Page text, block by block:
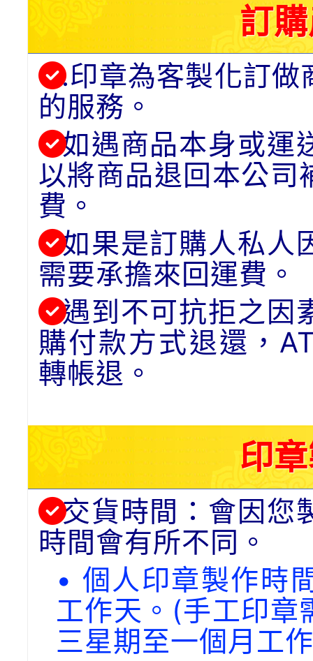
訂
.印章為客製化訂做
的服務。
如遇商品本身或運
以將商品退回本公司
費。
如果是訂購人私人
需要承擔來回運費。
遇到不可抗拒之因
購付款方式退還，
轉帳退。
印
交貨時間：會因您
時間會有所不同。
• 個人印章製作時
工作天。(手工印章
三星期至一個月工